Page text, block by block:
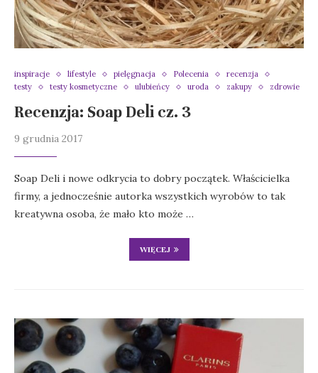
inspiracje lifestyle pielęgnacja Polecenia
recenzja
testy
testy kosmetyczne ulubieńcy uroda zakupy zdrowie
Recenzja: Soap Deli cz. 3
9 grudnia 2017
Soap Deli i nowe odkrycia to dobry początek. Właścicielka
firmy, a jednocześnie autorka wszystkich wyrobów to tak
kreatywna osoba, że mało kto może …
WIĘCEJ